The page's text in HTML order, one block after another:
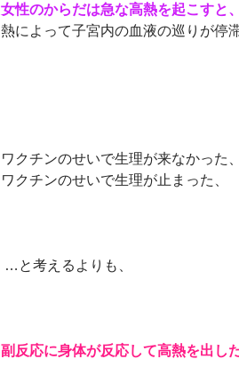
女性のからだは急な高熱を起こすと
熱によって子宮内の血液の巡りが停
ワクチンのせいで生理が来なかった、
ワクチンのせいで生理が止まった、
…と考えるよりも、
副反応に身体が反応して高熱を出し